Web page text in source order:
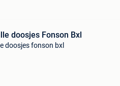
doosjes Fonson Bxl
doosjes fonson bxl